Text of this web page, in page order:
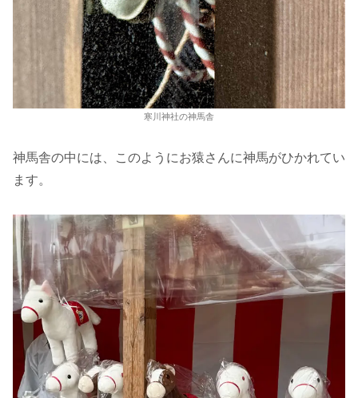
寒川神社の神馬舎
神馬舎の中には、このようにお猿さんに神馬がひかれてい
ます。